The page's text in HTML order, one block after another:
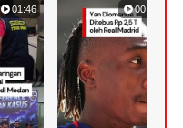
01:46 00:43